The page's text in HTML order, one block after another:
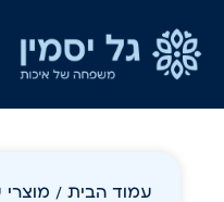
עמוד הבית / מוצרי